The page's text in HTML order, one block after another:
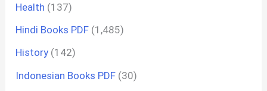
Health (137)
Hindi Books PDF (1,485)
History (142)
Indonesian Books PDF (30)